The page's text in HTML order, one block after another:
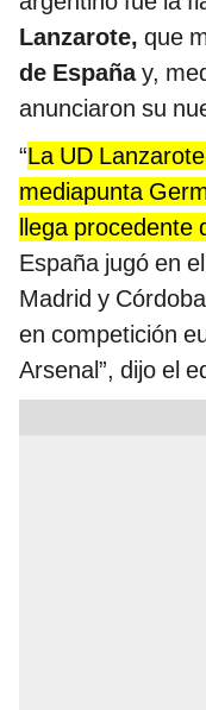
Lanzarote, que
de Españay,
anunciaron su
“La UD
mediapunta
llega procedente
España jugó en
Madrid y
en competición
Arsenal”, dijo el